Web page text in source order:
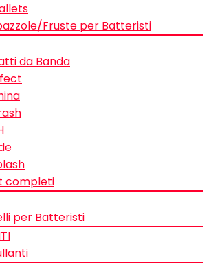
Fruste per Batteristi
da Banda
completi
per Batteristi